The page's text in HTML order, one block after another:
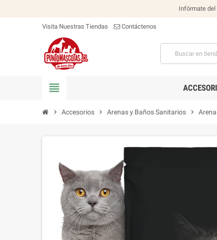
Infórmate del
Visita Nuestras Tiendas Contáctenos
view_headline
chevron_right Accesorios chevron_right Arenas y Baños Sanitarios chevron_right